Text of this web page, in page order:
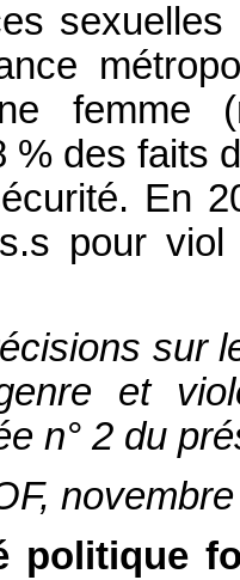
femme
% des faits
En
pour
sur
et
n° 2 du
politique